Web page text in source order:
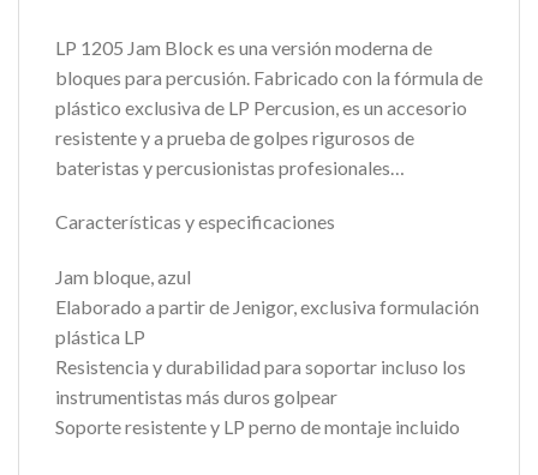
LP 1205 Jam Block es una versión moderna de
bloques para percusión. Fabricado con la fórmula de
plástico exclusiva de LP Percusion, es un accesorio
resistente y a prueba de golpes rigurosos de
bateristas y percusionistas profesionales…
Características y especificaciones
Jam bloque, azul
Elaborado a partir de Jenigor, exclusiva formulación
plástica LP
Resistencia y durabilidad para soportar incluso los
instrumentistas más duros golpear
Soporte resistente y LP perno de montaje incluido